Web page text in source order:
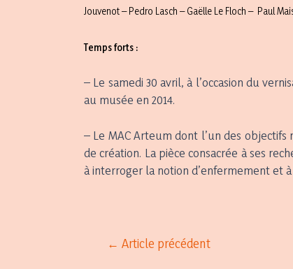
Jouvenot – Pedro Lasch – Gaëlle Le Floch – Paul
Temps forts :
– Le samedi 30 avril, à l’occasion du
au musée en 2014.
– Le MAC Arteum dont l’un des
de création. La pièce consacrée à ses
à interroger la notion d’enfermement et
Navigation
← Article précédent